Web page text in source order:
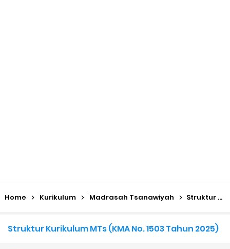
Home Kurikulum Madrasah Tsanawiyah Struktur Kurikulum MTs (KMA No. 1503 Tahun 2025)
Struktur Kurikulum MTs (KMA No. 1503 Tahun 2025)